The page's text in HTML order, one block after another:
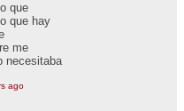
que
que hay
me
necesitaba
ago